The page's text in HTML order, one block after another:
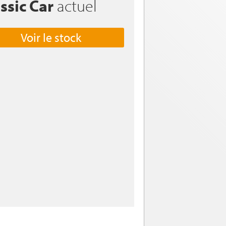
Car actuel
Voir le stock